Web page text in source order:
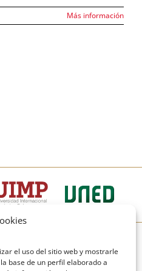
el uso del sitio web y mostrarle
base de un perfil elaborado a
Más información
Comillas
Política de privacidad